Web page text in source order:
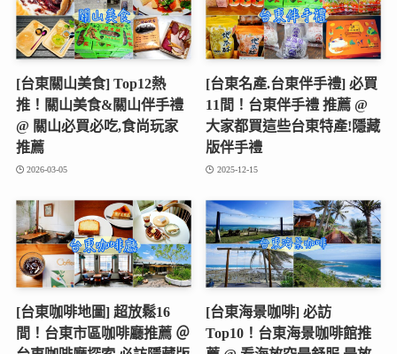
[台東關山美食] Top12熱
推！關山美食&關山伴手禮
@ 關山必買必吃,食尚玩家
推薦
2026-03-05
[台東名產.台東伴手禮] 必買
11間！台東伴手禮 推薦 @
大家都買這些台東特產!隱藏
版伴手禮
2025-12-15
[台東咖啡地圖] 超放鬆16
間！台東市區咖啡廳推薦 ＠
[台東海景咖啡] 必訪
Top10！台東海景咖啡館推